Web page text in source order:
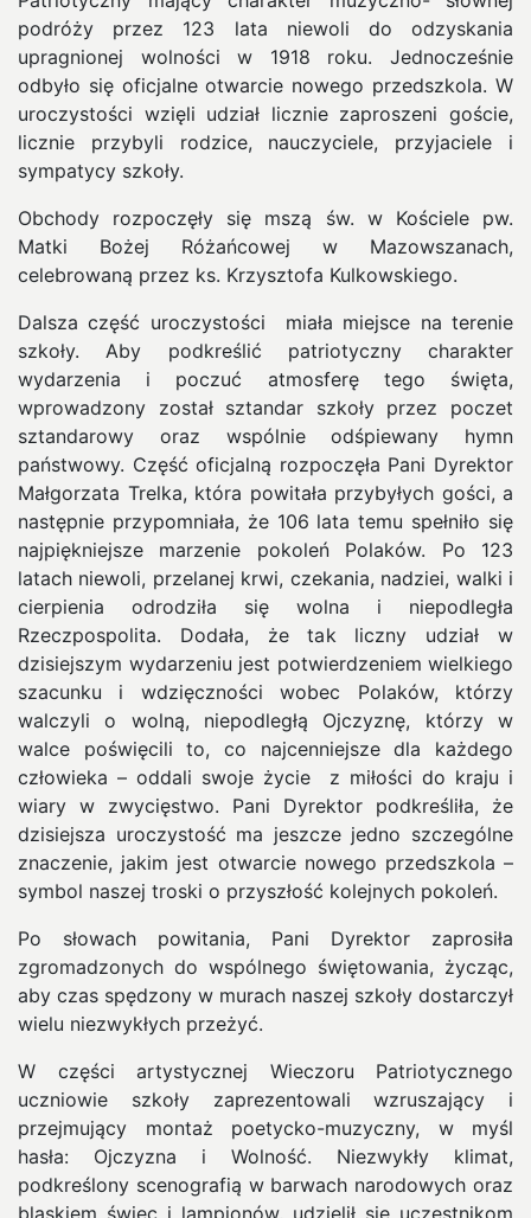
podróży przez 123 lata niewoli do odzyskania
upragnionej wolności w 1918 roku. Jednocześnie
odbyło się oficjalne otwarcie nowego przedszkola. W
uroczystości wzięli udział licznie zaproszeni goście,
licznie przybyli rodzice, nauczyciele, przyjaciele i
sympatycy szkoły.
Obchody rozpoczęły się mszą św. w Kościele pw.
Matki Bożej Różańcowej w Mazowszanach,
celebrowaną przez ks. Krzysztofa Kulkowskiego.
Dalsza część uroczystości miała miejsce na terenie
szkoły. Aby podkreślić patriotyczny charakter
wydarzenia i poczuć atmosferę tego święta,
wprowadzony został sztandar szkoły przez poczet
sztandarowy oraz wspólnie odśpiewany hymn
państwowy. Część oficjalną rozpoczęła Pani Dyrektor
Małgorzata Trelka, która powitała przybyłych gości, a
następnie przypomniała, że 106 lata temu spełniło się
najpiękniejsze marzenie pokoleń Polaków. Po 123
latach niewoli, przelanej krwi, czekania, nadziei, walki i
cierpienia odrodziła się wolna i niepodległa
Rzeczpospolita. Dodała, że tak liczny udział w
dzisiejszym wydarzeniu jest potwierdzeniem wielkiego
szacunku i wdzięczności wobec Polaków, którzy
walczyli o wolną, niepodległą Ojczyznę, którzy w
walce poświęcili to, co najcenniejsze dla każdego
człowieka – oddali swoje życie z miłości do kraju i
wiary w zwycięstwo. Pani Dyrektor podkreśliła, że
dzisiejsza uroczystość ma jeszcze jedno szczególne
znaczenie, jakim jest otwarcie nowego przedszkola –
symbol naszej troski o przyszłość kolejnych pokoleń.
Po słowach powitania, Pani Dyrektor zaprosiła
zgromadzonych do wspólnego świętowania, życząc,
aby czas spędzony w murach naszej szkoły dostarczył
wielu niezwykłych przeżyć.
W części artystycznej Wieczoru Patriotycznego
uczniowie szkoły zaprezentowali wzruszający i
przejmujący montaż poetycko-muzyczny, w myśl
hasła: Ojczyzna i Wolność. Niezwykły klimat,
podkreślony scenografią w barwach narodowych oraz
blaskiem świec i lampionów, udzielił się uczestnikom